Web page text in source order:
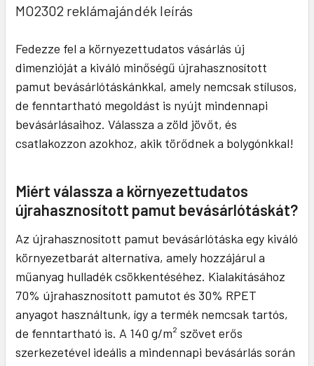
MO2302 reklámajándék leírás
Fedezze fel a környezettudatos vásárlás új
dimenzióját a kiváló minőségű újrahasznosított
pamut bevásárlótáskánkkal, amely nemcsak stílusos,
de fenntartható megoldást is nyújt mindennapi
bevásárlásaihoz. Válassza a zöld jövőt, és
csatlakozzon azokhoz, akik törődnek a bolygónkkal!
Miért válassza a környezettudatos
újrahasznosított pamut bevásárlótáskát?
Az újrahasznosított pamut bevásárlótáska egy kiváló
környezetbarát alternatíva, amely hozzájárul a
műanyag hulladék csökkentéséhez. Kialakításához
70% újrahasznosított pamutot és 30% RPET
anyagot használtunk, így a termék nemcsak tartós,
de fenntartható is. A 140 g/m² szövet erős
szerkezetével ideális a mindennapi bevásárlás során